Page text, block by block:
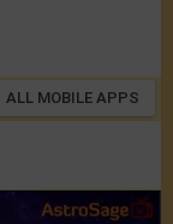
ALL MOBILE APPS